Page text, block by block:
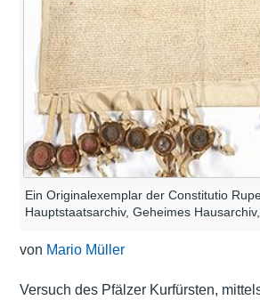
Ein Originalexemplar der Constitutio
Hauptstaatsarchiv, Geheimes
von Mario Müller
Versuch des Pfälzer Kurfürsten,